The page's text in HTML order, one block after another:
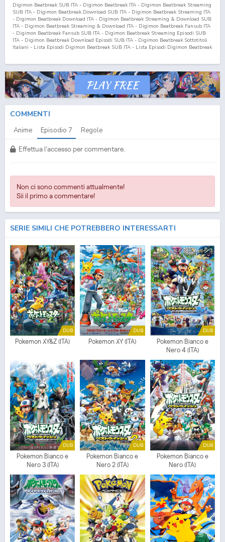
Digimon Beatbreak SUB ITA - Digimon Beatbreak ITA - Digimon Beatbreak Streaming
SUB ITA - Digimon Beatbreak Download SUB ITA - Digimon Beatbreak Streaming ITA
- Digimon Beatbreak Download ITA - Digimon Beatbreak Streaming & Download SUB
ITA - Digimon Beatbreak Streaming & Download ITA - Digimon Beatbreak Fansub ITA
- Digimon Beatbreak Fansub SUB ITA - Digimon Beatbreak Streaming Episodi SUB
ITA - Digimon Beatbreak Download Episodi SUB ITA - Digimon Beatbreak Sottotitoli
Italiani - Lista Episodi Digimon Beatbreak SUB ITA - Lista Episodi Digimon Beatbreak
Beatbreak Download Episodio7ITA
COMMENTI
Anime Episodio 7 Regole
Effettua l'accesso per commentare.
Non ci sono commenti attualmente!
Sii il primo a commentare!
SERIE SIMILI CHE POTREBBERO INTERESSARTI
DUB
Pokemon XY&Z (ITA)
DUB
Pokemon XY (ITA)
DUB
Pokemon Bianco e
Nero 4 (ITA)
DUB
Pokemon Bianco e
Nero 3 (ITA)
DUB
Pokemon Bianco e
Nero 2 (ITA)
DUB
Pokemon Bianco e
Nero (ITA)